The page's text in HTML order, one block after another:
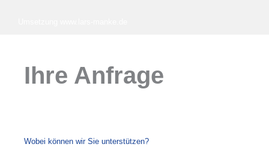
Ihre Anfrage
Wobei können wir Sie unterstützen?